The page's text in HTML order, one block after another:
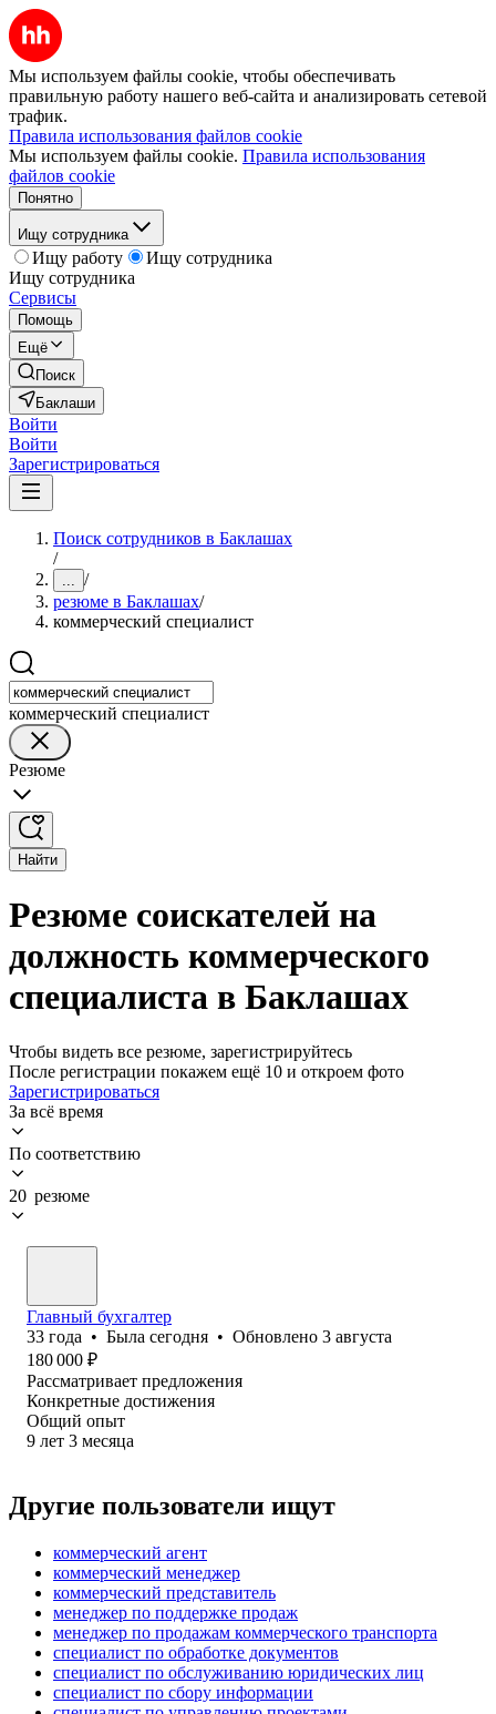
Мы используем файлы cookie, чтобы обеспечивать
правильную работу нашего веб-сайта и анализировать сетевой
трафик.
Правила использования файлов cookie
Мы используем файлы cookie. Правила использования
файлов cookie
Понятно
Ищу сотрудника
Ищу работу
Ищу сотрудника
Ищу сотрудника
Сервисы
Помощь
Ещё
Поиск
Баклаши
Войти
Войти
Зарегистрироваться
Поиск сотрудников в Баклашах
/
... /
резюме в Баклашах/
коммерческий специалист
коммерческий специалист
Резюме
Найти
Резюме соискателей на
должность коммерческого
специалиста в Баклашах
Чтобы видеть все резюме, зарегистрируйтесь
После регистрации покажем ещё 10 и откроем фото
Зарегистрироваться
За всё время
По соответствию
20 резюме
Главный бухгалтер
33 года • Была сегодня • Обновлено 3 августа
180 000 ₽
Рассматривает предложения
Конкретные достижения
Общий опыт
9 лет 3 месяца
Другие пользователи ищут
коммерческий агент
коммерческий менеджер
коммерческий представитель
менеджер по поддержке продаж
менеджер по продажам коммерческого транспорта
специалист по обработке документов
специалист по обслуживанию юридических лиц
специалист по сбору информации